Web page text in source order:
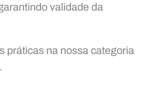
validade da
práticas na nossa categoria
.